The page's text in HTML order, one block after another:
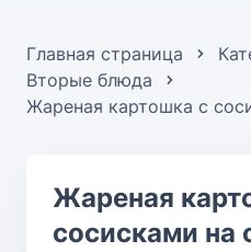
Главная страница
Вторые блюда
Жареная картошка с
Жареная
сосисками на